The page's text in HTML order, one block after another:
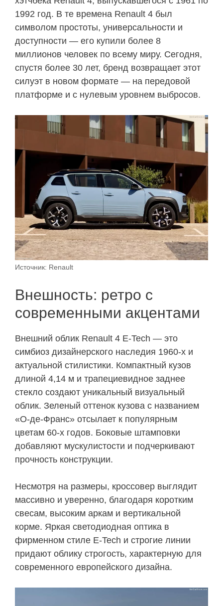
1992 год. В те времена Renault 4 был
символом простоты, универсальности и
доступности — его купили более 8
миллионов человек по всему миру. Сегодня,
спустя более 30 лет, бренд возвращает этот
силуэт в новом формате — на передовой
платформе и с нулевым уровнем выбросов.
Источник: Renault
Внешность: ретро с
современными акцентами
Внешний облик Renault 4 E-Tech — это
симбиоз дизайнерского наследия 1960-х и
актуальной стилистики. Компактный кузов
длиной 4,14 м и трапециевидное заднее
стекло создают уникальный визуальный
облик. Зеленый оттенок кузова с названием
«О-де-Франс» отсылает к популярным
цветам 60-х годов. Боковые штамповки
добавляют мускулистости и подчеркивают
прочность конструкции.
Несмотря на размеры, кроссовер выглядит
массивно и уверенно, благодаря коротким
свесам, высоким аркам и вертикальной
корме. Яркая светодиодная оптика в
фирменном стиле E-Tech и строгие линии
придают облику строгость, характерную для
современного европейского дизайна.